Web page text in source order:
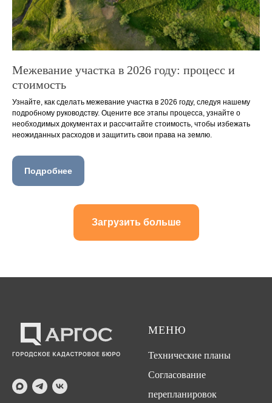
Межевание участка в 2026 году: процесс и
стоимость
Узнайте, как сделать межевание участка в 2026 году, следуя нашему
подробному руководству. Оцените все этапы процесса, узнайте о
необходимых документах и рассчитайте стоимость, чтобы избежать
неожиданных расходов и защитить свои права на землю.
Подробнее
Загрузить больше
МЕНЮ
Технические планы
Согласование
перепланировок